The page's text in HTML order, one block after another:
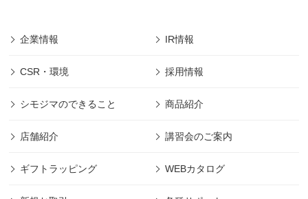
企業情報 IR情報
CSR・環境 採用情報
シモジマのできること 商品紹介
店舗紹介 講習会のご案内
ギフトラッピング WEBカタログ